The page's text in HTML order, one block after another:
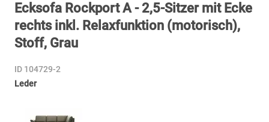
Ecksofa Rockport A - 2,5-Sitzer mit Ecke
rechts inkl. Relaxfunktion (motorisch),
Stoff, Grau
ID 104729-2
Leder